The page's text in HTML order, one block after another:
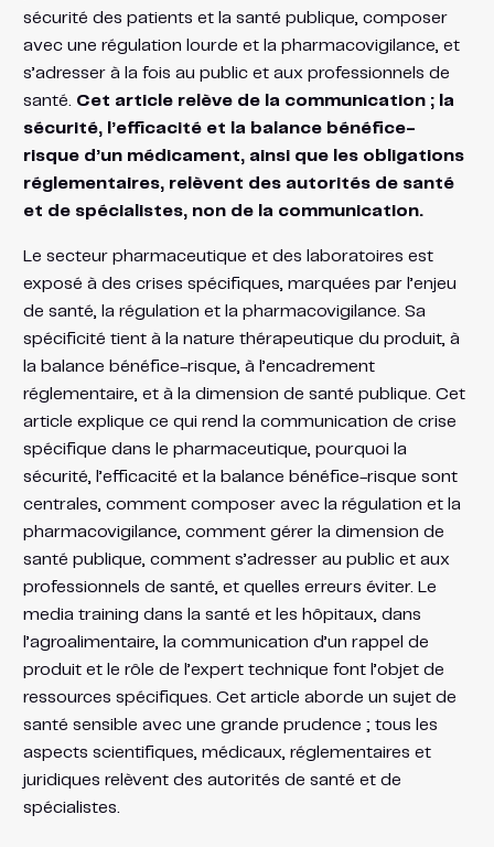
sécurité des patients et la santé publique, composer
avec une régulation lourde et la pharmacovigilance, et
s’adresser à la fois au public et aux professionnels de
santé. Cet article relève de la communication ; la
sécurité, l’efficacité et la balance bénéfice-
risque d’un médicament, ainsi que les obligations
réglementaires, relèvent des autorités de santé
et de spécialistes, non de la communication.
Le secteur pharmaceutique et des laboratoires est
exposé à des crises spécifiques, marquées par l’enjeu
de santé, la régulation et la pharmacovigilance. Sa
spécificité tient à la nature thérapeutique du produit, à
la balance bénéfice-risque, à l’encadrement
réglementaire, et à la dimension de santé publique. Cet
article explique ce qui rend la communication de crise
spécifique dans le pharmaceutique, pourquoi la
sécurité, l’efficacité et la balance bénéfice-risque sont
centrales, comment composer avec la régulation et la
pharmacovigilance, comment gérer la dimension de
santé publique, comment s’adresser au public et aux
professionnels de santé, et quelles erreurs éviter. Le
media training dans la santé et les hôpitaux, dans
l’agroalimentaire, la communication d’un rappel de
produit et le rôle de l’expert technique font l’objet de
ressources spécifiques. Cet article aborde un sujet de
santé sensible avec une grande prudence ; tous les
aspects scientifiques, médicaux, réglementaires et
juridiques relèvent des autorités de santé et de
spécialistes.